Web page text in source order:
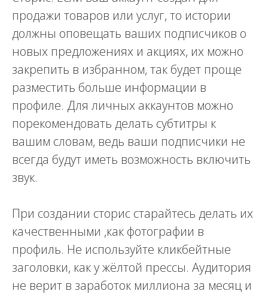
продажи товаров или услуг, то истории
должны оповещать ваших подписчиков о
новых предложениях и акциях, их можно
закрепить в избранном, так будет проще
разместить больше информации в
профиле. Для личных аккаунтов можно
порекомендовать делать субтитры к
вашим словам, ведь ваши подписчики не
всегда будут иметь возможность включить
звук.
При создании сторис старайтесь делать их
качественными ,как фотографии в
профиль. Не используйте кликбейтные
заголовки, как у жёлтой прессы. Аудитория
не верит в заработок миллиона за месяц и